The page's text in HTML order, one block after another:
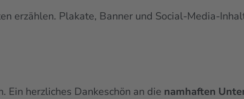
erzählen. Plakate, Banner und Social-Media-
Ein herzliches Dankeschön an die namhaften